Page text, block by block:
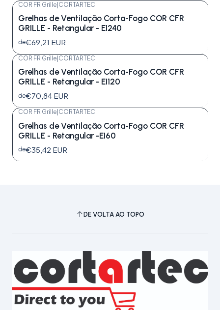
COR FR Grille|CORTARTEC
Grelhas de Ventilação Corta-Fogo COR CFR
GRILLE - Retangular - EI240
de€69,21 EUR
COR FR Grille CORTARTEC
Grelhas de Ventilação Corta-Fogo COR CFR
GRILLE - Retangular - EI120
de€70,84 EUR
COR FR Grille CORTARTEC
Grelhas de Ventilação Corta-Fogo COR CFR
GRILLE - Retangular -EI60
de€35,42 EUR
DE VOLTA AO TOPO